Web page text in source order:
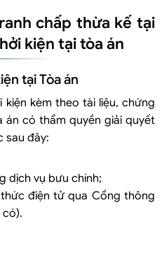
chấp thừa kế tại
kiện tại tòa án
tại Tòa án
kèm theo tài liệu, chứng
án có thẩm quyền giải quyết
sau đây:
dịch vụ bưu chính;
điện tử qua Cổng thông
có).